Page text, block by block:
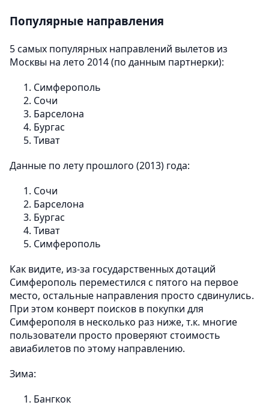
Популярные направления
5 самых популярных направлений вылетов из
Москвы на лето 2014 (по данным партнерки):
Симферополь
Сочи
Барселона
Бургас
Тиват
Данные по лету прошлого (2013) года:
Сочи
Барселона
Бургас
Тиват
Симферополь
Как видите, из-за государственных дотаций
Симферополь переместился с пятого на первое
место, остальные направления просто сдвинулись.
При этом конверт поисков в покупки для
Симферополя в несколько раз ниже, т.к. многие
пользователи просто проверяют стоимость
авиабилетов по этому направлению.
Зима:
Бангкок